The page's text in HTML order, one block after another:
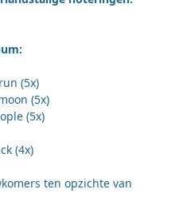
(5x)
(5x)
(5x)
(4x)
ten opzichte van